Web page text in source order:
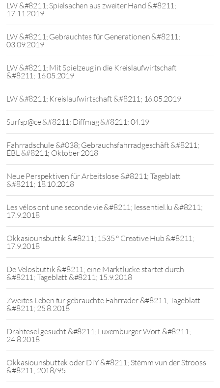
LW &#8211; Spielsachen aus zweiter Hand &#8211;
17.11.2019
LW &#8211; Gebrauchtes für Generationen &#8211;
03.09.2019
LW &#8211; Mit Spielzeug in die Kreislaufwirtschaft
&#8211; 16.05.2019
LW &#8211; Kreislaufwirtschaft &#8211; 16.05.2019
Surfsp@ce &#8211; Diffmag &#8211; 04.19
Fahrradschule &#038; Gebrauchsfahrradgeschäft &#8211;
ËBL &#8211; Oktober 2018
Neue Perspektiven für Arbeitslose &#8211; Tageblatt
&#8211; 18.10.2018
Les vélos ont une seconde vie &#8211; lessentiel.lu &#8211;
17.9.2018
Okkasiounsbuttik &#8211; 1535 ° Creative Hub &#8211;
17.9.2018
De Vëlosbuttik &#8211; eine Marktlücke startet durch
&#8211; Tageblatt &#8211; 15.9.2018
Zweites Leben für gebrauchte Fahrräder &#8211; Tageblatt
&#8211; 25.8.2018
Drahtesel gesucht &#8211; Luxemburger Wort &#8211;
24.8.2018
Okkasiounsbuttek oder DIY &#8211; Stëmm vun der Strooss
&#8211; 2018/95